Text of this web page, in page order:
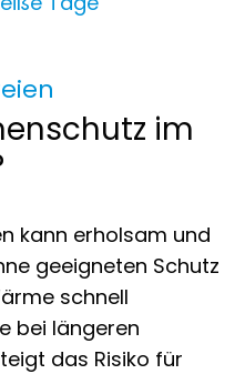
im
kann erholsam und
geeigneten Schutz
schnell
bei längeren
das Risiko für